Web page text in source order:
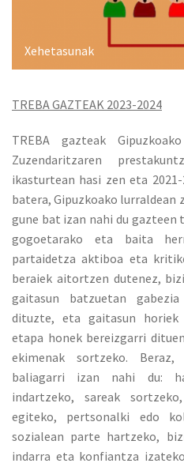
Xehetasunak
TREBA GAZTEAK 2023-2024
TREBA gazteak
Zuzendaritzaren
ikasturtean hasi zen eta
batera, Gipuzkoako lurraldean
gune bat izan nahi du
gogoetarako eta baita
partaidetza aktiboa eta
beraiek aitortzen dutenez,
gaitasun batzuetan
dituzte, eta gaitasun
etapa honek bereizgarri
ekimenak sortzeko.
baliagarri izan nahi du:
indartzeko, sareak
egiteko, pertsonalki edo
sozialean parte hartzeko,
indarra eta konfiantza